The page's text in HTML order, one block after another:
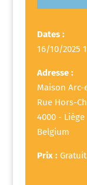
Dates :
16/10/2025
Adresse :
Maison Arc-
Rue Hors-
4000 - Liège
Belgium
Prix : Gratuit